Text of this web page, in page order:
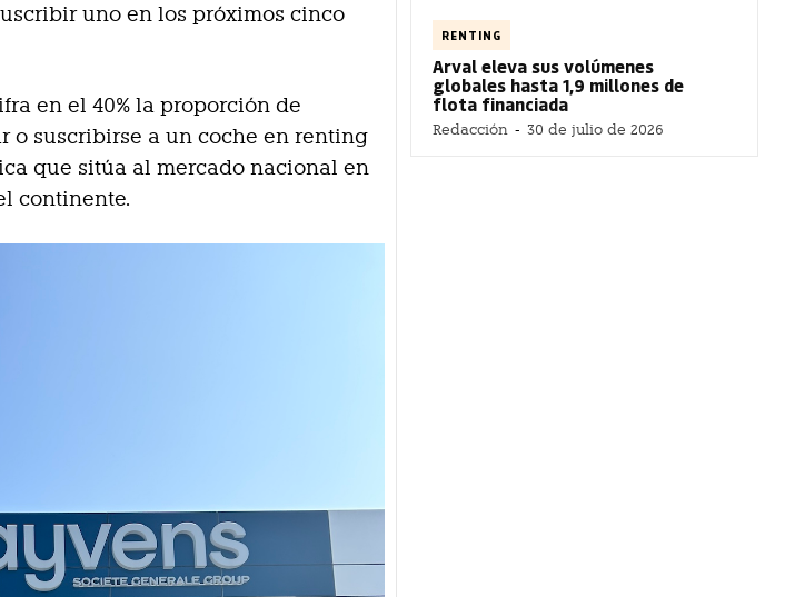
uno en los próximos cinco
en el 40% la proporción de
o suscribirse a un coche en renting
que sitúa al mercado nacional en
continente.
RENTING
Arval eleva sus volúmenes
globales hasta 1,9 millones de
flota financiada
Redacción - 30 de julio de 2026